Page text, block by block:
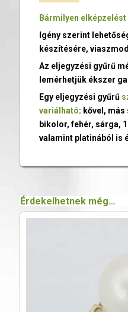
Bármilyen
Igény szerint
készítésére,
Az eljegyzési gyűrű
lemérhetjük ékszer
Egy eljegyzési gyűrű
variálható: kővel,
bikolor, fehér, sárga,
valamint platinából is
Érdekelhetnek még…